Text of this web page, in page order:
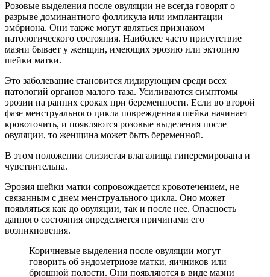
Розовые выделения после овуляции не всегда говорят о
разрыве доминантного фолликула или имплантации
эмбриона. Они также могут являться признаком
патологического состояния. Наиболее часто присутствие
мазни бывает у женщин, имеющих эрозию или эктопию
шейки матки.
Это заболевание становится лидирующим среди всех
патологий органов малого таза. Усиливаются симптомы
эрозии на ранних сроках при беременности. Если во второй
фазе менструального цикла поврежденная шейка начинает
кровоточить, и появляются розовые выделения после
овуляции, то женщина может быть беременной.
В этом положении слизистая влагалища гиперемирована и
чувствительна.
Эрозия шейки матки сопровождается кровотечением, не
связанным с днем менструального цикла. Оно может
появляться как до овуляции, так и после нее. Опасность
данного состояния определяется причинами его
возникновения.
Коричневые выделения после овуляции могут
говорить об эндометриозе матки, яичников или
брюшной полости. Они появляются в виде мазни